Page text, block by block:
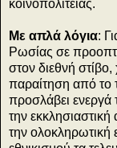
κοινοπολιτείας.
Με απλά λόγια:
Ρωσίας σε
στον διεθνή στίβο,
παραίτηση από το
προσλάβει ενεργά
την
την ολοκληρωτική